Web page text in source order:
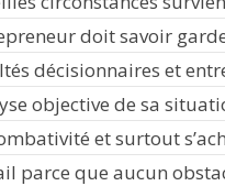
doit savoir
décisionnaires et
objective de sa
et surtout
parce que aucun